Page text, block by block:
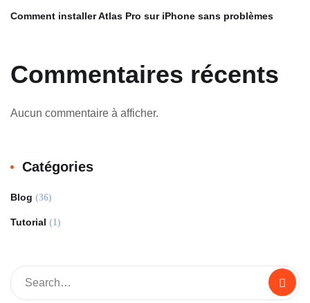
Comment installer Atlas Pro sur iPhone sans problèmes
Commentaires récents
Aucun commentaire à afficher.
Catégories
Blog (36)
Tutorial (1)